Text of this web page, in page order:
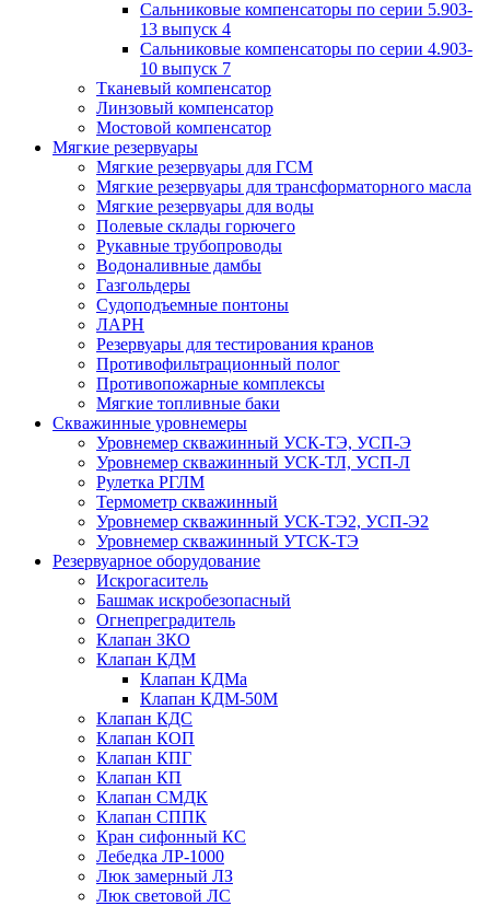
Сальниковые компенсаторы по серии 5.903-
13 выпуск 4
Сальниковые компенсаторы по серии 4.903-
10 выпуск 7
Тканевый компенсатор
Линзовый компенсатор
Мостовой компенсатор
Мягкие резервуары
Мягкие резервуары для ГСМ
Мягкие резервуары для трансформаторного масла
Мягкие резервуары для воды
Полевые склады горючего
Рукавные трубопроводы
Водоналивные дамбы
Газгольдеры
Судоподъемные понтоны
ЛАРН
Резервуары для тестирования кранов
Противофильтрационный полог
Противопожарные комплексы
Мягкие топливные баки
Скважинные уровнемеры
Уровнемер скважинный УСК-ТЭ, УСП-Э
Уровнемер скважинный УСК-ТЛ, УСП-Л
Рулетка РГЛМ
Термометр скважинный
Уровнемер скважинный УСК-ТЭ2, УСП-Э2
Уровнемер скважинный УТСК-ТЭ
Резервуарное оборудование
Искрогаситель
Башмак искробезопасный
Огнепреградитель
Клапан ЗКО
Клапан КДМ
Клапан КДМа
Клапан КДМ-50М
Клапан КДС
Клапан КОП
Клапан КПГ
Клапан КП
Клапан СМДК
Клапан СППК
Кран сифонный КС
Лебедка ЛР-1000
Люк замерный ЛЗ
Люк световой ЛС